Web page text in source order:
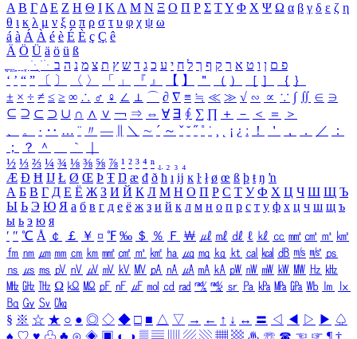
Α Β ΓΔ Ε Ζ Η Θ Ι ΚΛ Μ Ν Ξ Ο Π Ρ Σ ΤΥ Φ Χ Ψ Ω α β γ δ ε ζ η
θ ι κ λ μ ν ξ ο π ρ σ τ υ φ χ ψ ω
á à Á À é è É È ç Ç ê
Ä Ö Ü ä ö ü ß
ִֶֹ ֻּ ׁׂ פ ם ן ו ט א ר ק ף ך ל ח י ע כ ג ד ש ץ ת צ מ נ ה ב
‘ ’ “ ” 〔 〕 〈 〉 「 」 『 』 【 】 ＂ （ ） ［ ］ ｛ ｝
± × ÷ ≠ ≤ ≥ ∞ ∴ ♂ ♀ ∠ ⊥ ⌒ ∂ ∇ ≡ ≒ ≪ ≫ √ ∽ ∝ ∵ ∫ ∬ ∈ ∋
⊆ ⊇ ⊂ ⊃ ∪ ∩ ∧ ∨ ￢ ⇒ ⇔ ∀ ∃ ∮ ∑ ∏ ＋ － ＜ ＝
＞
、
。 · ‥ … ¨ 〃 ― ＼ ∼ ´ ～ ˇ ˘ ˝ ˚ ˙ ¸ ¡ ¿ ː ！ ＇ ， ． ／
：
；
？ ＾ ｀
½ ⅓ ⅔ ¼ ¾ ⅛ ⅜ ⅝ ⅞ ¹ ² ³ ⁴ ⁿ ₁ ₂ ₃ ₄
Æ Ð Ħ Ĳ Ł Ø Œ Þ Ŧ Ŋ æ đ ð ħ ı ĳ ĸ ŀ ł ø œ ß þ ŧ ŋ ŉ
А Б В Г Д Е Ё Ж З И Й К Л М Н О П Р С Т У Ф Х Ц Ч Ш Щ Ъ
Ы Ь Э Ю Я а б в г д е ё ж з и й к л м н о п р с т у ф х ц ч ш щ ъ
ы ь э ю я
′ ″ ℃ Å ￠ ￡ ￥ ¤ ℉ ‰ ＄ ％ Ｆ ￦ ㎕ ㎖ ㎗ ℓ ㎘ ㏄ ㎣ ㎤ ㎥ ㎦
㎙ ㎚ ㎛ ㎜ ㎝ ㎞ ㎟ ㎠ ㎡ ㎢ ㏊ ㎍ ㎎ ㎏ ㏏ ㎈ ㎉ ㏈ ㎧ ㎨ ㎰
㎱ ㎲ ㎳ ㎴ ㎵ ㎶ ㎷ ㎸ ㎹ ㎀ ㎁ ㎂ ㎃ ㎄ ㎺ ㎻ ㎽ ㎾ ㎿ ㎐ ㎑
㎒ ㎓ ㎔ Ω ㏀ ㏁ ㎊ ㎋ ㎌ ㏖ ㏅ ㎭ ㎮ ㎯ ㏛ ㎩ ㎪ ㎫ ㎬ ㏝ ㏐
㏓
㏃ ㏉ ㏜ ㏆
§ ※ ☆ ★ ○ ● ◎ ◇ ◆ □ ■ △ ▽ → ← ↑ ↓ ↔ 〓 ◁ ◀ ▷ ▶ ♤